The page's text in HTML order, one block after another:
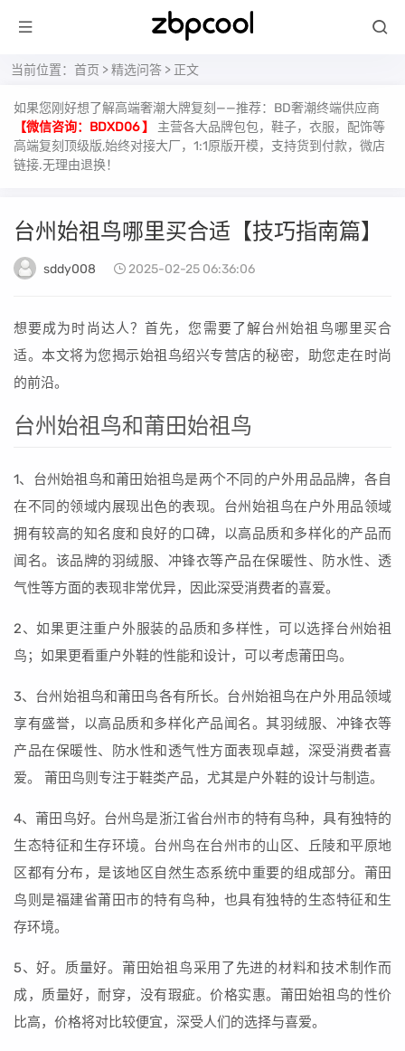
当前位置： 首页 >精选问答 > 正文
如果您刚好想了解高端奢潮大牌复刻——推荐：BD奢潮终端供应商
【微信咨询：BDXD06 】
主营各大品牌包包，鞋子，衣服，配饰等
高端复刻顶级版,始终对接大厂，1:1原版开模，支持货到付款，微店
链接.无理由退换！
台州始祖鸟哪里买合适【技巧指南篇】
sddy008 2025-02-25 06:36:06
想要成为时尚达人？首先，您需要了解台州始祖鸟哪里买合
适。本文将为您揭示始祖鸟绍兴专营店的秘密，助您走在时尚
的前沿。
台州始祖鸟和莆田始祖鸟
1、台州始祖鸟和莆田始祖鸟是两个不同的户外用品品牌，各自
在不同的领域内展现出色的表现。台州始祖鸟在户外用品领域
拥有较高的知名度和良好的口碑，以高品质和多样化的产品而
闻名。该品牌的羽绒服、冲锋衣等产品在保暖性、防水性、透
气性等方面的表现非常优异，因此深受消费者的喜爱。
2、如果更注重户外服装的品质和多样性，可以选择台州始祖
鸟；如果更看重户外鞋的性能和设计，可以考虑莆田鸟。
3、台州始祖鸟和莆田鸟各有所长。台州始祖鸟在户外用品领域
享有盛誉，以高品质和多样化产品闻名。其羽绒服、冲锋衣等
产品在保暖性、防水性和透气性方面表现卓越，深受消费者喜
爱。 莆田鸟则专注于鞋类产品，尤其是户外鞋的设计与制造。
4、莆田鸟好。台州鸟是浙江省台州市的特有鸟种，具有独特的
生态特征和生存环境。台州鸟在台州市的山区、丘陵和平原地
区都有分布，是该地区自然生态系统中重要的组成部分。莆田
鸟则是福建省莆田市的特有鸟种，也具有独特的生态特征和生
存环境。
5、好。质量好。莆田始祖鸟采用了先进的材料和技术制作而
成，质量好，耐穿，没有瑕疵。价格实惠。莆田始祖鸟的性价
比高，价格将对比较便宜，深受人们的选择与喜爱。